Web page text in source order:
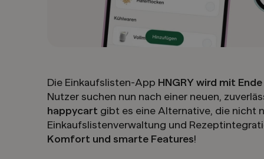
Die Einkaufslisten-App HNGRY wird mit
Nutzer suchen nun nach einer neuen,
happycart gibt es eine Alternative, die nicht
Einkaufslistenverwaltung und
Komfort und smarte Features!